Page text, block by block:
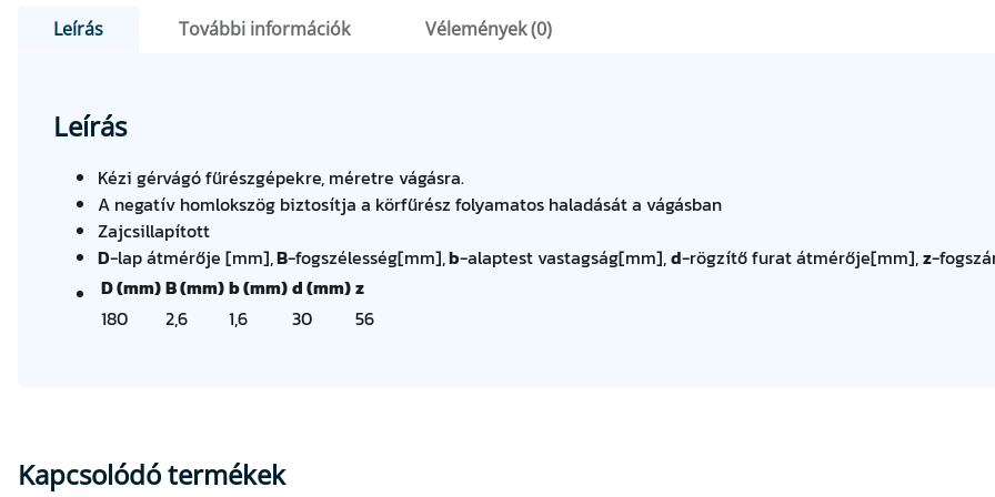
Leírás További információk Vélemények (0)
Leírás
Kézi gérvágó fűrészgépekre, méretre vágásra.
A negatív homlokszög biztosítja a körfűrész folyamatos haladását a vágásban
Zajcsillapított
D-lap átmérője [mm],B-fogszélesség[mm],b-alaptest vastagság[mm],d-rögzítő furat átmérője[mm],z-
D (mm)B (mm)b (mm)d (mm)z
180
2,6 1,6 30 56
Kapcsolódó termékek